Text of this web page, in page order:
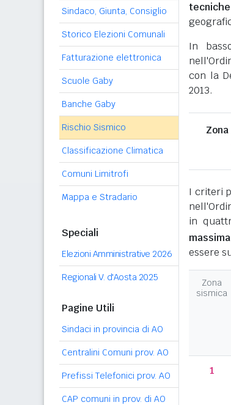
Sindaco, Giunta, Consiglio
Storico Elezioni Comunali
Fatturazione elettronica
Scuole Gaby
Banche Gaby
Rischio Sismico
Classificazione Climatica
Comuni Limitrofi
Mappa e Stradario
Speciali
Elezioni Amministrative 2026
Regionali V. d'Aosta 2025
Pagine Utili
Sindaci in provincia di AO
Centralini Comuni prov. AO
Prefissi Telefonici prov. AO
CAP comuni in prov. di AO
tecniche
In
con la
2013.
I criteri
in
massima
essere
Zona
sismica
1